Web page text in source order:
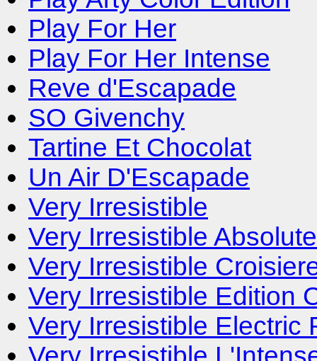
Play For Her
Play For Her Intense
Reve d'Escapade
SO Givenchy
Tartine Et Chocolat
Un Air D'Escapade
Very Irresistible
Very Irresistible
Very Irresistible
Very Irresistible Edition
Very Irresistible Electric